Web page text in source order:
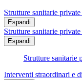
Strutture sanitarie
Espandi
Strutture sanitarie
Espandi
Strutture sanitarie
Interventi straordinari e